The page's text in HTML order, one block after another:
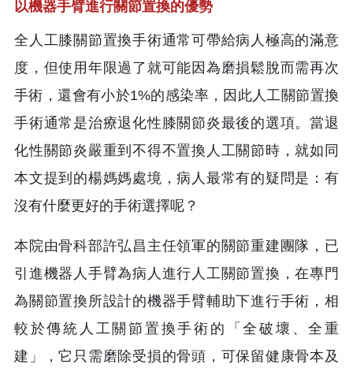
以機器手臂進行關節置換的優勢
全人工膝關節置換手術通常可帶給病人極高的滿意
度，但使用年限過了就可能因為磨損鬆脫而需再次
手術，還會有小於1%的感染率，因此人工關節置換
手術通常是治療退化性膝關節炎最後的選項。當退
化性關節炎嚴重到不得不置換人工關節時，就如同
本文提到的楊媽媽處境，病人最常有的疑問是：有
沒有什麼更好的手術選擇呢？
本院由骨科部許弘昌主任領軍的關節重建團隊，已
引進機器人手臂為病人進行人工關節置換，在專門
為關節置換所設計的機器手臂輔助下進行手術，相
較於傳統人工關節置換手術的「全破壞、全重
建」，它只需磨除受損的骨頭，可保留健康骨本及